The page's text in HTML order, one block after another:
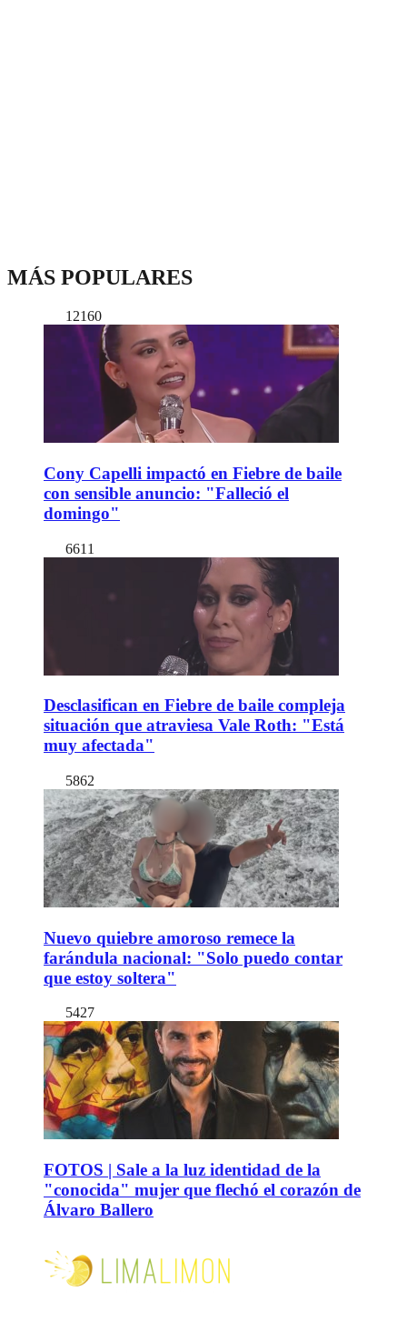
MÁS POPULARES
12160
Cony Capelli impactó en Fiebre de baile
con sensible anuncio: "Falleció el
domingo"
6611
Desclasifican en Fiebre de baile compleja
situación que atraviesa Vale Roth: "Está
muy afectada"
5862
Nuevo quiebre amoroso remece la
farándula nacional: "Solo puedo contar
que estoy soltera"
5427
FOTOS | Sale a la luz identidad de la
"conocida" mujer que flechó el corazón de
Álvaro Ballero